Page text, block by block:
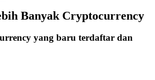
yang didukung Crypto
Banyak Cryptocurrency
yang baru terdaftar dan